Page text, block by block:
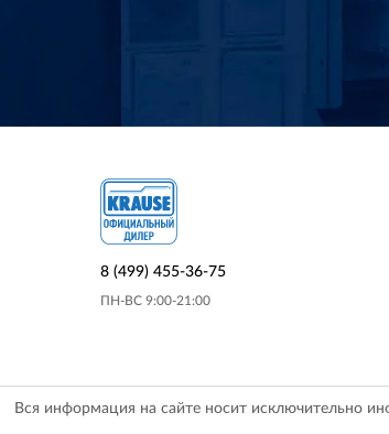
8 (499) 455-36-75
ПН-ВС 9:00-21:00
Вся информация на сайте носит исключительно